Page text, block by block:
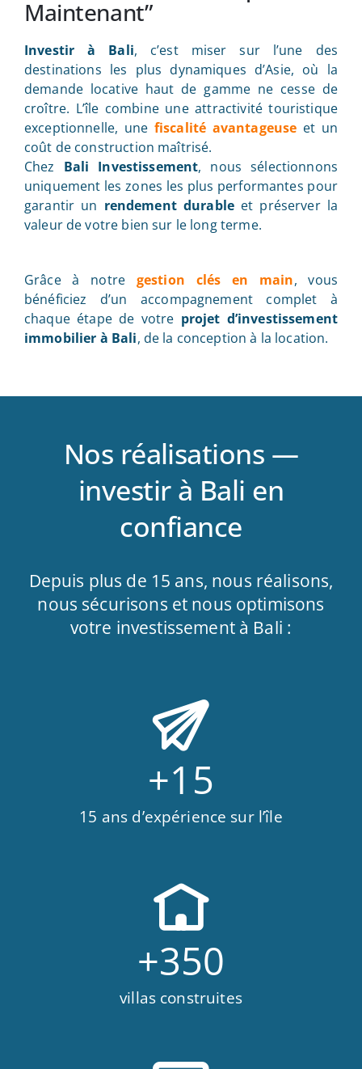
Maintenant”
Investir à Bali, c’est miser sur l’une des
destinations les plus dynamiques d’Asie, où la
demande locative haut de gamme ne cesse de
croître. L’île combine une attractivité touristique
exceptionnelle, une fiscalité avantageuse et un
coût de construction maîtrisé.
Chez Bali Investissement, nous sélectionnons
uniquement les zones les plus performantes pour
garantir un rendement durableet préserver la
valeur de votre bien sur le long terme.
Grâce à notre gestion clés en main, vous
bénéficiez d’un accompagnement complet à
chaque étape de votre projet d’investissement
immobilier à Bali, de la conception à la location.
Nos réalisations —
investir à Bali en
confiance
Depuis plus de 15 ans, nous réalisons,
nous sécurisons et nous optimisons
votre investissement à Bali :
+15
15 ans d’expérience sur l’île
+350
villas construites